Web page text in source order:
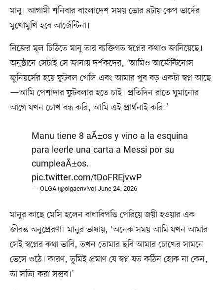
মানু। আগামী শনিবার বাংলাদেশ সময় ভোর ৪টায় কেপ ভার্দের
মুখোমুখি হবে আর্জেন্টিনা।
নিজের মূল চিঠিতে মানু তার ব্যক্তিগত স্বপ্নের কথাও জানিয়েছে।
অনুষ্ঠানে সেটাই সে জানায় দর্শকদের, ‘আমিও আর্জেন্টিনোস
জুনিয়র্সের হয়ে ফুটবল খেলি এবং আমার খুব বড় একটা স্বপ্ন আছে
—আমি পেশাদার ফুটবলার হতে চাই। প্রতিদিন রাতে ঘুমানোর
আগে যখন চোখ বন্ধ করি, আমি এই প্রার্থনাই করি।’
Manu tiene 8 aÃ±os y vino a la esquina
para leerle una carta a Messi por su
cumpleaÃ±os.
pic.twitter.com/tDoFREjvwP
— OLGA (@olgaenvivo)June 24, 2026
মানুর কাছে মেসি হলেন বাধাবিপত্তি পেরিয়ে জয়ী হওয়ার এক
জীবন্ত অনুপ্রেরণা। মানুর ভাষায়, ‘অনেক সময় আমি যখন আমার
সেই স্বপ্নের কথা ভাবি, তখন তোমার ছবি আমার চোখের সামনে
ভেসে ওঠে। কারণ, তুমিই প্রমাণ যে স্বপ্ন যত কঠিন হোক না কেন,
তা সত্যি করা সম্ভব।’